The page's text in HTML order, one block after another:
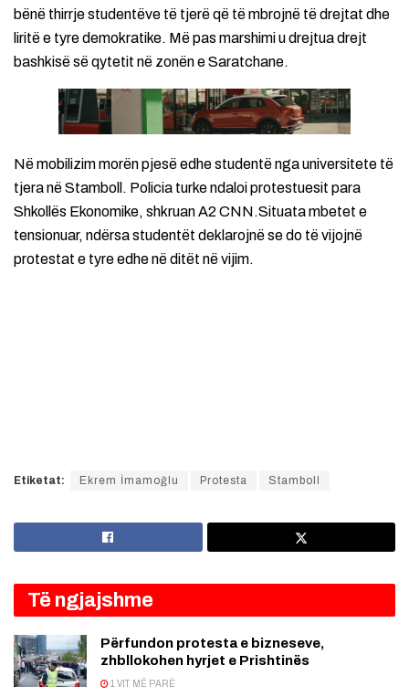
bënë thirrje studentëve të tjerë që të mbrojnë të drejtat dhe
liritë e tyre demokratike. Më pas marshimi u drejtua drejt
bashkisë së qytetit në zonën e Saratchane.
Në mobilizim morën pjesë edhe studentë nga universitete të
tjera në Stamboll. Policia turke ndaloi protestuesit para
Shkollës Ekonomike, shkruan A2 CNN.Situata mbetet e
tensionuar, ndërsa studentët deklarojnë se do të vijojnë
protestat e tyre edhe në ditët në vijim.
Etiketat: Ekrem İmamoğlu Protesta Stamboll
Të ngjajshme
Përfundon protesta e bizneseve,
zhbllokohen hyrjet e Prishtinës
1 VIT MË PARË